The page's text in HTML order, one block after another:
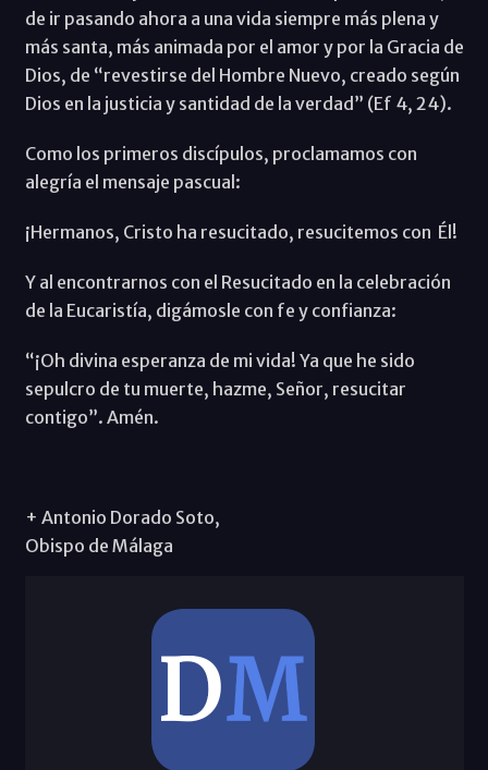
de ir pasando ahora a una vida siempre más plena y
más santa, más animada por el amor y por la Gracia de
Dios, de “revestirse del Hombre Nuevo, creado según
Dios en la justicia y santidad de la verdad” (Ef 4, 24).
Como los primeros discípulos, proclamamos con
alegría el mensaje pascual:
¡Hermanos, Cristo ha resucitado, resucitemos con Él!
Y al encontrarnos con el Resucitado en la celebración
de la Eucaristía, digámosle con fe y confianza:
“¡Oh divina esperanza de mi vida! Ya que he sido
sepulcro de tu muerte, hazme, Señor, resucitar
contigo”. Amén.
+ Antonio Dorado Soto,
Obispo de Málaga